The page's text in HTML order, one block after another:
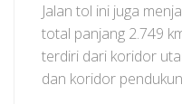
Jalan tol ini juga
total panjang 2.749
terdiri dari koridor
dan koridor